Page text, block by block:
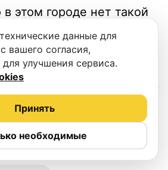
этом городе нет такой
в Чите
данные для
вашего согласия,
улучшения сервиса.
необходимые
Принять